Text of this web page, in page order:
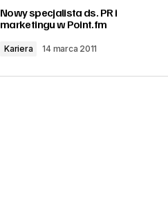
zalogować
Nowy specjalista ds. PR i
marketingu w Point.fm
Kariera 14 marca 2011